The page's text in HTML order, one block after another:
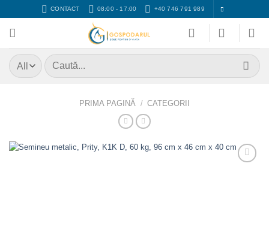
to
content
CONTACT 08:00 - 17:00 +40 746 791 989
Caută
după:
PRIMA PAGINĂ / CATEGORII